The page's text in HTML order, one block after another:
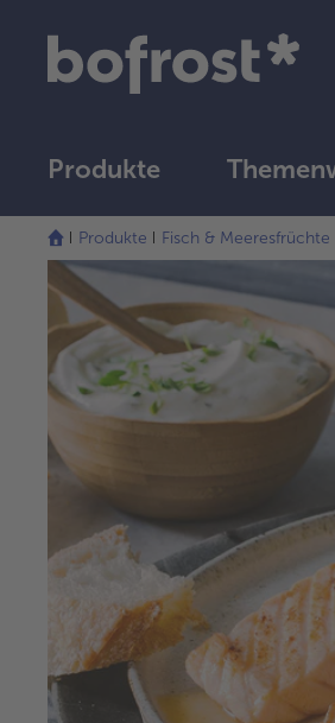
Produkte
Produkte Fisch & Meeresfrüchte